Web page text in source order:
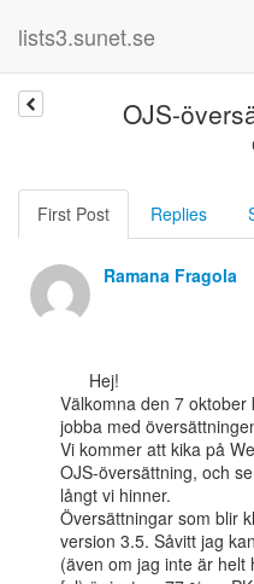
lists3.sunet.se
OJS-
First Post Replies
Ramana Fragola
Välkomna den 7
jobba med
Vi kommer att kika på
OJS-översättning, och
långt vi hinner.
Översättningar som blir
version 3.5. Såvitt jag
(även om jag inte är helt